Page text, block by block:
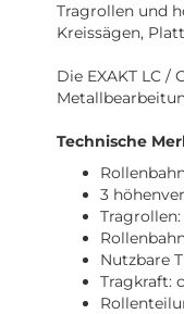
Tragrollen und
Kreissägen,
Die EXAKT LC /
Technische
3
Nutzbare
Tragkraft: